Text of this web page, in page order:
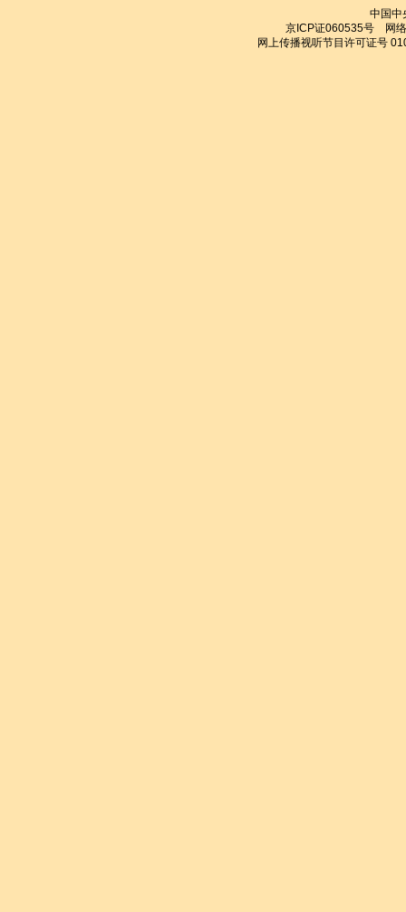
中国中
京ICP证060535号网络
网上传播视听节目许可证号